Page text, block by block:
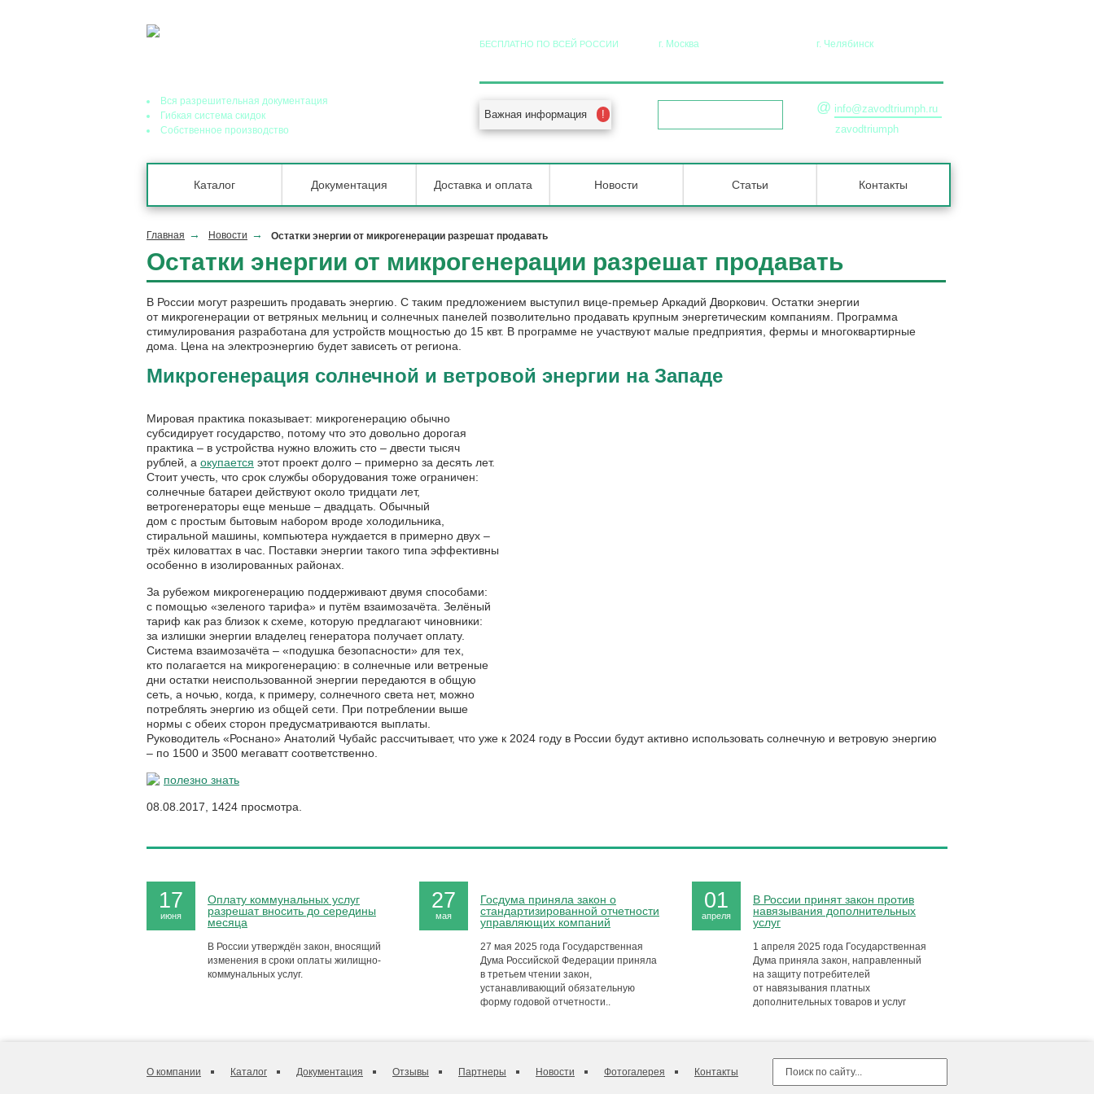
Вся разрешительная документация
Гибкая система скидок
Собственное производство
БЕСПЛАТНО ПО ВСЕЙ РОССИИ г. Москва г. Челябинск
Важная информация @ info@zavodtriumph.ru
zavodtriumph
Каталог Документация Доставка и оплата Новости Статьи Контакты
Главная Новости Остатки энергии от микрогенерации разрешат продавать
Остатки энергии от микрогенерации разрешат продавать
В России могут разрешить продавать энергию. С таким предложением выступил вице-премьер Аркадий Дворкович. Остатки энергии
от микрогенерации от ветряных мельниц и солнечных панелей позволительно продавать крупным энергетическим компаниям. Программа
стимулирования разработана для устройств мощностью до 15 квт. В программе не участвуют малые предприятия, фермы и многоквартирные
дома. Цена на электроэнергию будет зависеть от региона.
Микрогенерация солнечной и ветровой энергии на Западе
Мировая практика показывает: микрогенерацию обычно
субсидирует государство, потому что это довольно дорогая
практика – в устройства нужно вложить сто – двести тысяч
рублей, а окупается этот проект долго – примерно за десять лет.
Стоит учесть, что срок службы оборудования тоже ограничен:
солнечные батареи действуют около тридцати лет,
ветрогенераторы еще меньше – двадцать. Обычный
дом с простым бытовым набором вроде холодильника,
стиральной машины, компьютера нуждается в примерно двух –
трёх киловаттах в час. Поставки энергии такого типа эффективны
особенно в изолированных районах.
За рубежом микрогенерацию поддерживают двумя способами:
с помощью «зеленого тарифа» и путём взаимозачёта. Зелёный
тариф как раз близок к схеме, которую предлагают чиновники:
за излишки энергии владелец генератора получает оплату.
Система взаимозачёта – «подушка безопасности» для тех,
кто полагается на микрогенерацию: в солнечные или ветреные
дни остатки неиспользованной энергии передаются в общую
сеть, а ночью, когда, к примеру, солнечного света нет, можно
потреблять энергию из общей сети. При потреблении выше
нормы с обеих сторон предусматриваются выплаты.
Руководитель «Роснано» Анатолий Чубайс рассчитывает, что уже к 2024 году в России будут активно использовать солнечную и ветровую энергию
– по 1500 и 3500 мегаватт соответственно.
полезно знать
08.08.2017, 1424 просмотра.
17
июня
Оплату коммунальных услуг
разрешат вносить до середины
месяца
В России утверждён закон, вносящий
изменения в сроки оплаты жилищно-
коммунальных услуг.
27
мая
Госдума приняла закон о
стандартизированной отчетности
управляющих компаний
27 мая 2025 года Государственная
Дума Российской Федерации приняла
в третьем чтении закон,
устанавливающий обязательную
форму годовой отчетности..
01
апреля
В России принят закон против
навязывания дополнительных
услуг
1 апреля 2025 года Государственная
Дума приняла закон, направленный
на защиту потребителей
от навязывания платных
дополнительных товаров и услуг
О компании Каталог Документация Отзывы Партнеры Новости Фотогалерея Контакты